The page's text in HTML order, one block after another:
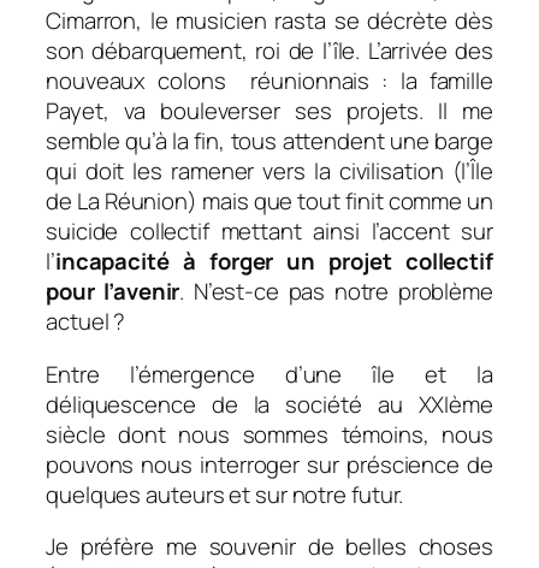
Cimarron, le musicien rasta se décrète dès
son débarquement, roi de l’île. L’arrivée des
nouveaux colons réunionnais : la famille
Payet, va bouleverser ses projets. Il me
semble qu’à la fin, tous attendent une barge
qui doit les ramener vers la civilisation (l’Île
de La Réunion) mais que tout finit comme un
suicide collectif mettant ainsi l’accent sur
l’incapacité à forger un projet collectif
pour l’avenir. N’est-ce pas notre problème
actuel ?
Entre l’émergence d’une île et la
déliquescence de la société au XXIème
siècle dont nous sommes témoins, nous
pouvons nous interroger sur préscience de
quelques auteurs et sur notre futur.
Je préfère me souvenir de belles choses